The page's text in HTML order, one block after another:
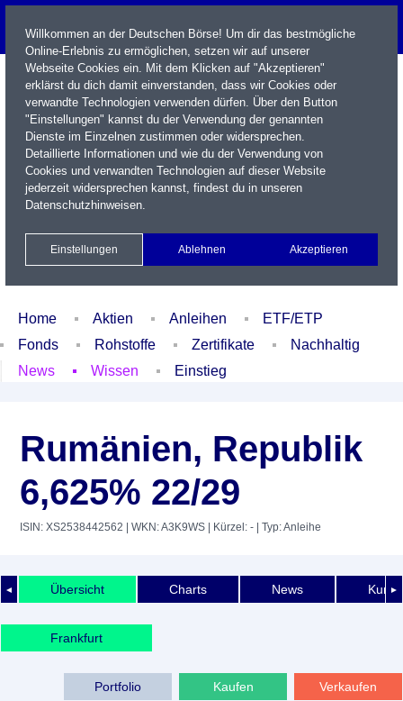
Name / WKN / ISIN / Kürzel
Xetra Realtime
Watchlist Portfolio Login
Home Aktien Anleihen
ETF/ETP
Fonds
Rohstoffe Zertifikate
Nachhaltig
News
Wissen Einstieg
Rumänien, Republik
6,625% 22/29
ISIN: XS2538442562 | WKN: A3K9WS | Kürzel: - | Typ: Anleihe
◄ ►
Übersicht Charts News
Frankfurt
Verkaufen
Kaufen
Portfolio
Willkommen an der Deutschen Börse! Um dir das bestmögliche
Online-Erlebnis zu ermöglichen, setzen wir auf unserer
Webseite Cookies ein. Mit dem Klicken auf "Akzeptieren"
erklärst du dich damit einverstanden, dass wir Cookies oder
verwandte Technologien verwenden dürfen. Über den Button
"Einstellungen" kannst du der Verwendung der genannten
Dienste im Einzelnen zustimmen oder widersprechen.
Detaillierte Informationen und wie du der Verwendung von
Cookies und verwandten Technologien auf dieser Website
jederzeit widersprechen kannst, findest du in unseren
Datenschutzhinweisen.
Einstellungen Ablehnen Akzeptieren